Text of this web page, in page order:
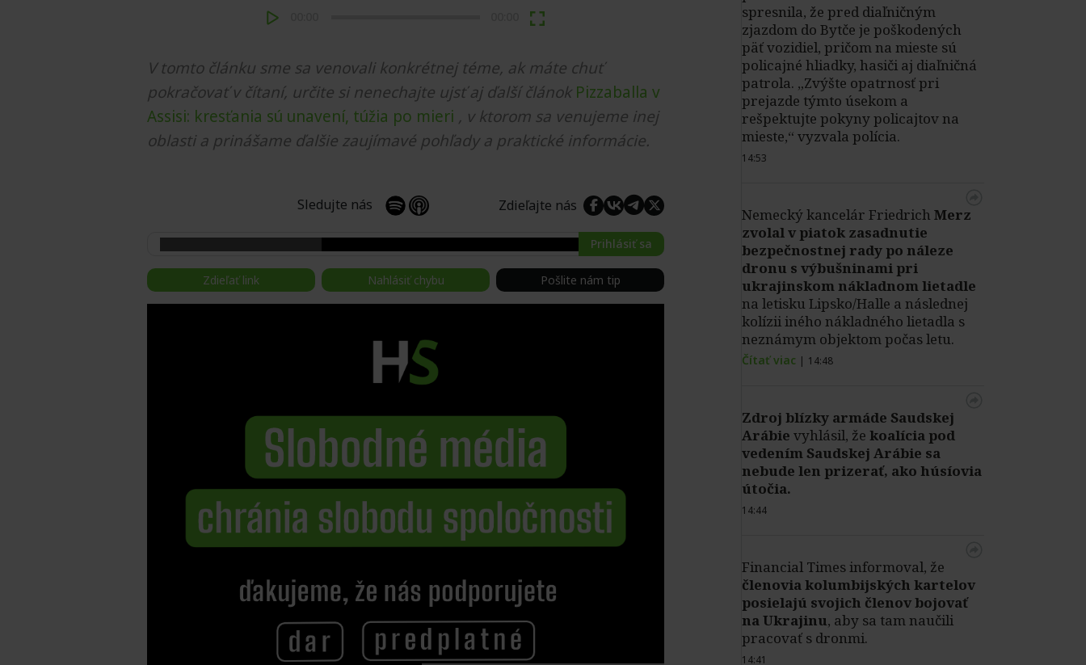
V tomto článku sme sa venovali konkrétnej téme, ak máte chuť
pokračovať v čítaní, určite si nenechajte ujsť aj ďalší článok Pizzaballa v
Assisi: kresťania sú unavení, túžia po mieri , v ktorom sa venujeme inej
oblasti a prinášame ďalšie zaujímavé pohľady a praktické informácie.
Sledujte nás Zdieľajte nás
Prihlásiť sa
Zdieľať link Nahlásiť chybu Pošlite nám tip
spresnila, že pred diaľničným
zjazdom do Bytče je poškodených
päť vozidiel, pričom na mieste sú
policajné hliadky, hasiči aj diaľničná
patrola. „Zvýšte opatrnosť pri
prejazde týmto úsekom a
rešpektujte pokyny policajtov na
mieste,“ vyzvala polícia.
14:53
Nemecký kancelár Friedrich Merz
zvolal v piatok zasadnutie
bezpečnostnej rady po náleze
dronu s výbušninami pri
ukrajinskom nákladnom lietadle
na letisku Lipsko/Halle a následnej
kolízii iného nákladného lietadla s
neznámym objektom počas letu.
Čítať viac | 14:48
Zdroj blízky armáde Saudskej
Arábie vyhlásil, že koalícia pod
vedením Saudskej Arábie sa
nebude len prizerať, ako húsíovia
útočia.
14:44
Financial Times informoval, že
členovia kolumbijských kartelov
posielajú svojich členov bojovať
na Ukrajinu, aby sa tam naučili
pracovať s dronmi.
14:41